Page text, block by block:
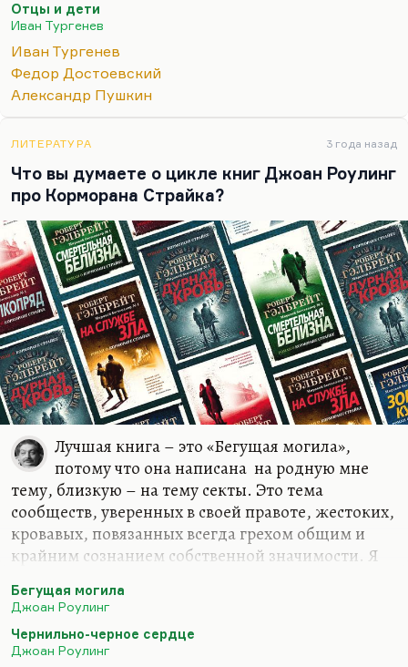
просветителей. Надо посмотреть, пошерстить.
Тургенев уже не признается. Но, конечно,
Базаров – не пародия и не карикатура. Базаров –
сильный, умный, талантливый человек, который
находится в плену еще одного русского
которой каждое следующее поколение
оказывается в перпендикуляре к предыдущему,…
Отцы и дети
Иван Тургенев
Иван Тургенев
Федор Достоевский
Александр Пушкин
ЛИТЕРАТУРА 3 года назад
Что вы думаете о цикле книг Джоан Роулинг
про Корморана Страйка?
Лучшая книга – это «Бегущая могила»,
потому что она написана на родную мне
тему, близкую – на тему секты. Это тема
сообществ, уверенных в своей правоте, жестоких,
кровавых, повязанных всегда грехом общим и
крайним сознанием собственной значимости. Я
Достоевский в сне о трихинах, главную опасность
сегодняшнего момента – неспособность
услышать другого. Я бы, конечно, назвал
Бегущая могила
Джоан Роулинг
Чернильно-черное сердце
Джоан Роулинг